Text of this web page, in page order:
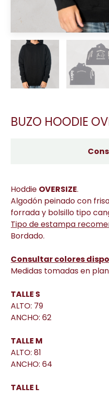
BUZO HOODIE
Hoddie OVERSIZE.
Algodón peinado con
forrada y bolsillo tipo
Tipo de estampa
Bordado.
Consultar colores
Medidas tomadas en
TALLE S
ALTO: 79
ANCHO: 62
TALLE M
ALTO: 81
ANCHO: 64
TALLE L